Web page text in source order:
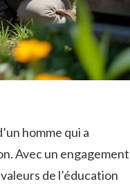
homme qui a
Avec un engagement
de l’éducation